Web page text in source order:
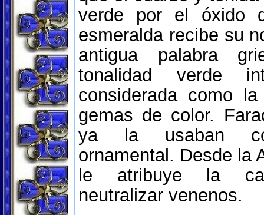
verde por el óxido
esmeralda recibe su
antigua palabra
tonalidad verde
considerada como
gemas de color.
ya la usaban
ornamental. Desde la
le atribuye la
neutralizar venenos.